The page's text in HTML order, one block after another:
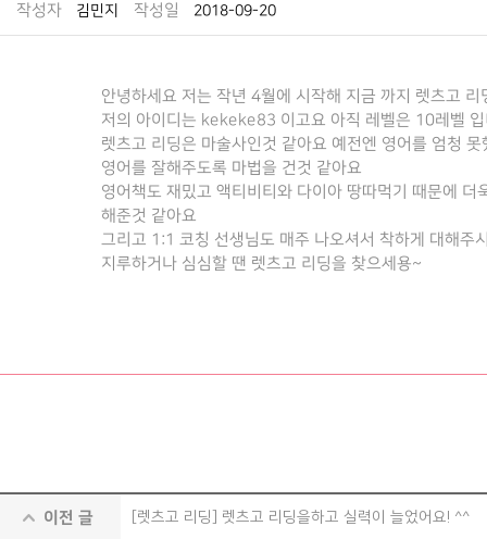
작성자 김민지 작성일 2018-09-20
안녕하세요 저는 작년 4월에 시작해 지금 까지 렛츠고
저의 아이디는 kekeke83 이고요 아직 레벨은 10레벨
렛츠고 리딩은 마술사인것 같아요 예전엔 영어를 엄청
영어를 잘해주도록 마법을 건것 같아요
영어책도 재밌고 액티비티와 다이아 땅따먹기 때문에 더
해준것 같아요
그리고 1:1 코칭 선생님도 매주 나오셔서 착하게 대해주
지루하거나 심심할 땐 렛츠고 리딩을 찾으세용~
이전 글 [렛츠고 리딩] 렛츠고 리딩을하고 실력이 늘었어요! ^^